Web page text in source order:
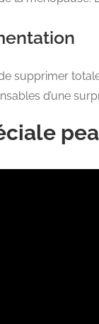
supprimer
d’une